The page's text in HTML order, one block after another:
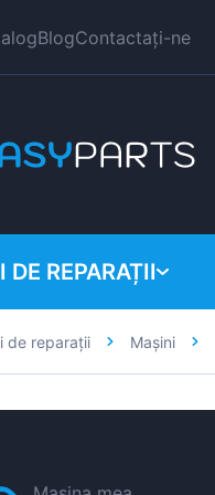
BlogContactați-ne
DE REPARAȚII
de reparații Mașini